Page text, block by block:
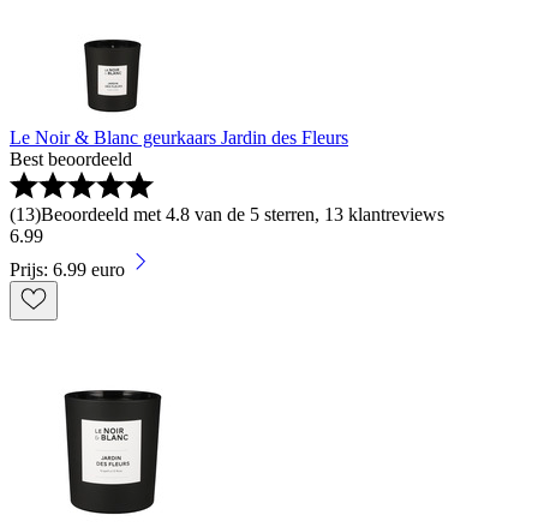
Le Noir & Blanc geurkaars Jardin des Fleurs
Best beoordeeld
(13)Beoordeeld met 4.8 van de 5 sterren, 13 klantreviews
6.99
Prijs: 6.99 euro